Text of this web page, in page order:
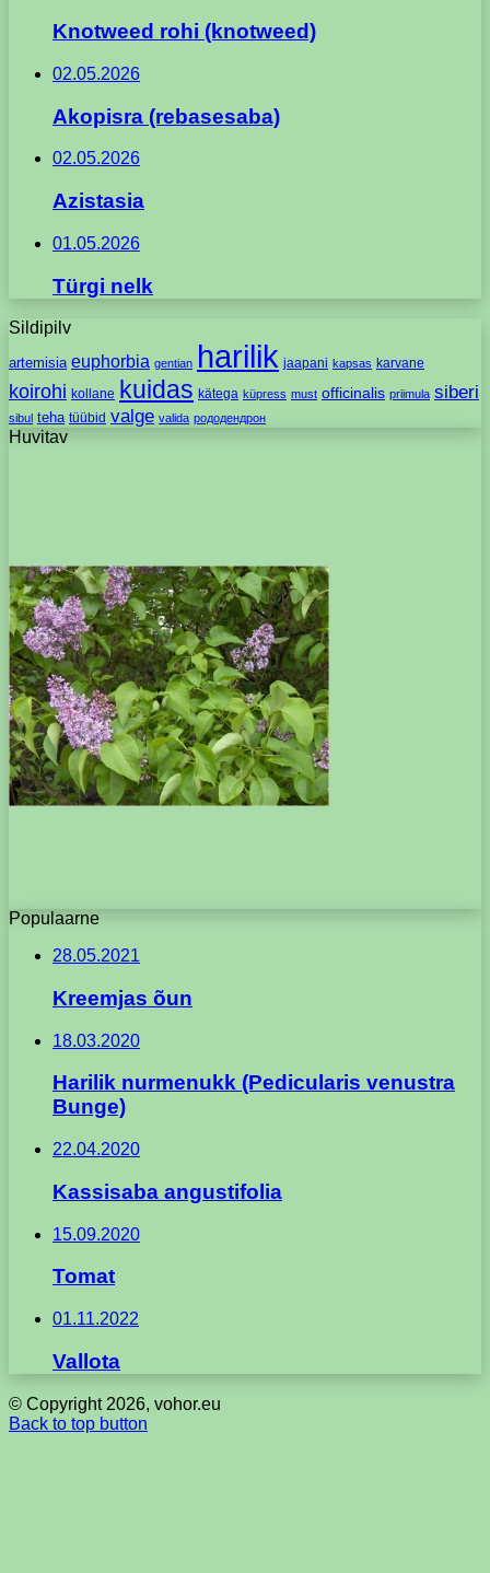
Knotweed rohi (knotweed)
02.05.2026
Akopisra (rebasesaba)
02.05.2026
Azistasia
01.05.2026
Türgi nelk
Sildipilv
artemisia euphorbia gentian harilik jaapani kapsas karvane
koirohi kollane kuidas kätega küpress must officinalis priimula siberi
sibul teha tüübid valge valida рододендрон
Huvitav
Populaarne
28.05.2021
Kreemjas õun
18.03.2020
Harilik nurmenukk (Pedicularis venustra
Bunge)
22.04.2020
Kassisaba angustifolia
15.09.2020
Tomat
01.11.2022
Vallota
© Copyright 2026, vohor.eu
Back to top button